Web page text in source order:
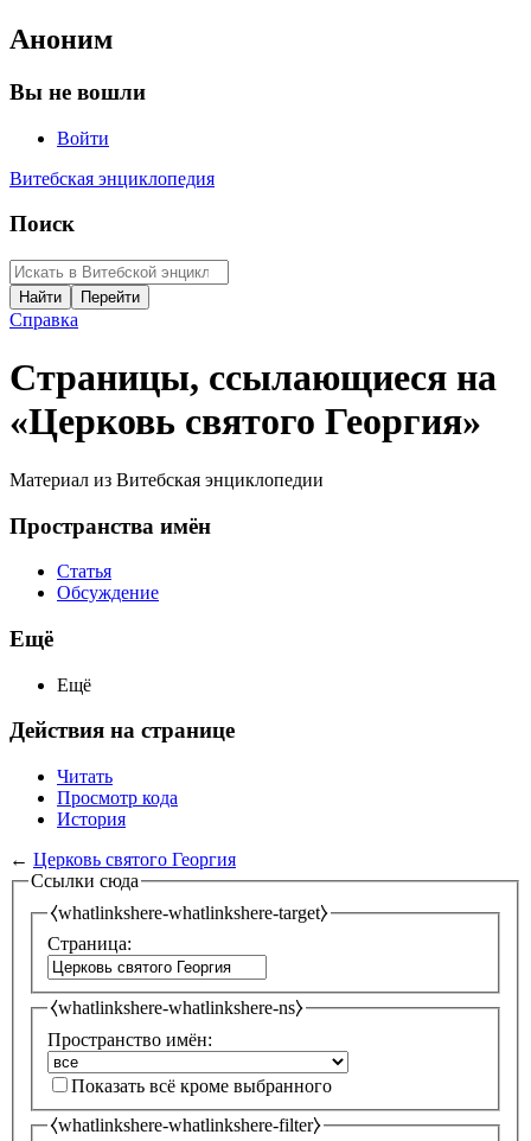
Аноним
Вы не вошли
Войти
Витебская энциклопедия
Поиск
Справка
Страницы, ссылающиеся на
«Церковь святого Георгия»
Материал из Витебская энциклопедии
Пространства имён
Статья
Обсуждение
Ещё
Ещё
Действия на странице
Читать
Просмотр кода
История
← Церковь святого Георгия
Ссылки сюда
⧼whatlinkshere-whatlinkshere-target⧽
Страница:
⧼whatlinkshere-whatlinkshere-ns⧽
Пространство имён:
Показать всё кроме выбранного
⧼whatlinkshere-whatlinkshere-filter⧽